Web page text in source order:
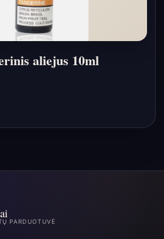
aliejus 10ml
PARDUOTUVĖ